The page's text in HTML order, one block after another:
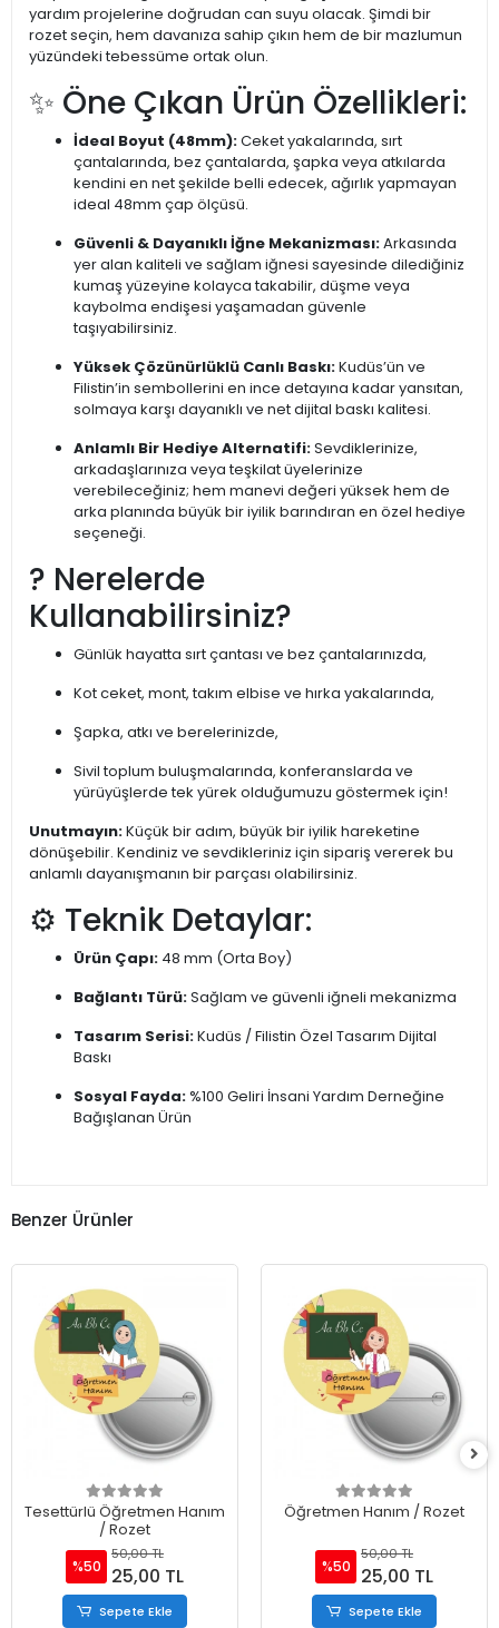
yardım projelerine doğrudan can suyu olacak. Şimdi bir
rozet seçin, hem davanıza sahip çıkın hem de bir mazlumun
yüzündeki tebessüme ortak olun.
✨ Öne Çıkan Ürün Özellikleri:
İdeal Boyut (48mm):Ceket yakalarında, sırt
çantalarında, bez çantalarda, şapka veya atkılarda
kendini en net şekilde belli edecek, ağırlık yapmayan
ideal 48mm çap ölçüsü.
Güvenli & Dayanıklı İğne Mekanizması:Arkasında
yer alan kaliteli ve sağlam iğnesi sayesinde dilediğiniz
kumaş yüzeyine kolayca takabilir, düşme veya
kaybolma endişesi yaşamadan güvenle
taşıyabilirsiniz.
Yüksek Çözünürlüklü Canlı Baskı:Kudüs’ün ve
Filistin’in sembollerini en ince detayına kadar yansıtan,
solmaya karşı dayanıklı ve net dijital baskı kalitesi.
Anlamlı Bir Hediye Alternatifi:Sevdiklerinize,
arkadaşlarınıza veya teşkilat üyelerinize
verebileceğiniz; hem manevi değeri yüksek hem de
arka planında büyük bir iyilik barındıran en özel hediye
seçeneği.
? Nerelerde
Kullanabilirsiniz?
Günlük hayatta sırt çantası ve bez çantalarınızda,
Kot ceket, mont, takım elbise ve hırka yakalarında,
Şapka, atkı ve berelerinizde,
Sivil toplum buluşmalarında, konferanslarda ve
yürüyüşlerde tek yürek olduğumuzu göstermek için!
Unutmayın:Küçük bir adım, büyük bir iyilik hareketine
dönüşebilir. Kendiniz ve sevdikleriniz için sipariş vererek bu
anlamlı dayanışmanın bir parçası olabilirsiniz.
⚙️ Teknik Detaylar:
Ürün Çapı: 48 mm (Orta Boy)
Bağlantı Türü:Sağlam ve güvenli iğneli mekanizma
Tasarım Serisi:Kudüs / Filistin Özel Tasarım Dijital
Baskı
Sosyal Fayda: %100 Geliri İnsani Yardım Derneğine
Bağışlanan Ürün
Benzer Ürünler
Tesettürlü Öğretmen Hanım
/ Rozet
%50
50,00 TL
25,00 TL
Sepete Ekle
Öğretmen Hanım / Rozet
%50
50,00 TL
25,00 TL
Sepete Ekle